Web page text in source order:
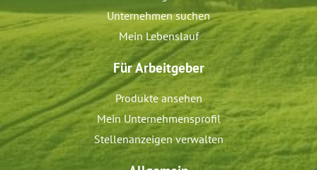
Unternehmen suchen
Mein Lebenslauf
Für Arbeitgeber
Produkte ansehen
Mein Unternehmensprofil
Stellenanzeigen verwalten